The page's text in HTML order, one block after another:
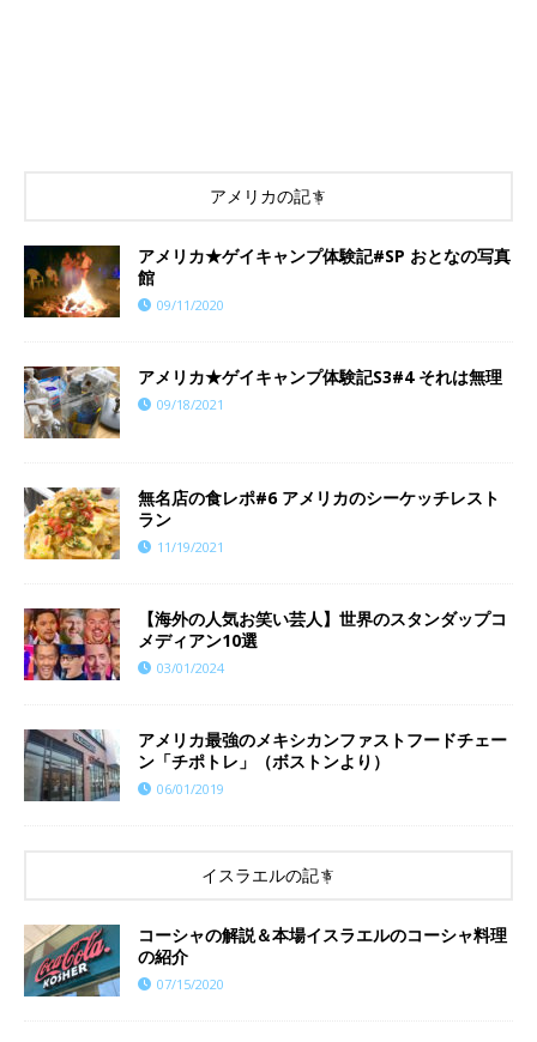
アメリカの記事
アメリカ★ゲイキャンプ体験記#SP おとなの写真
館
09/11/2020
アメリカ★ゲイキャンプ体験記S3#4 それは無理
09/18/2021
​​無名店の食レポ#6 アメリカのシーケッチレスト
ラン
11/19/2021
【海外の人気お笑い芸人】世界のスタンダップコ
メディアン10選
03/01/2024
アメリカ最強のメキシカンファストフードチェー
ン「チポトレ」（ボストンより）
06/01/2019
イスラエルの記事
コーシャの解説＆本場イスラエルのコーシャ料理
の紹介
07/15/2020